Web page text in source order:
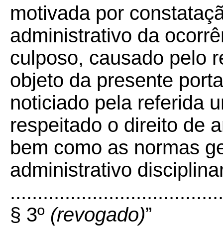
motivada por
administrativo da
culposo, causado pelo
objeto da presente
noticiado pela referida
respeitado o direito de
bem como as normas
administrativo
§ 3º (revogado)”